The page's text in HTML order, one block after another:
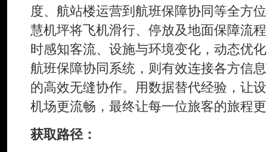
度、航站楼运营到航班保障协同等全方
慧机坪将飞机滑行、停放及地面保障流
时感知客流、设施与环境变化，动态优
航班保障协同系统，则有效连接各方信
的高效无缝协作。用数据替代经验，让
机场更流畅，最终让每一位旅客的旅程
获取路径：